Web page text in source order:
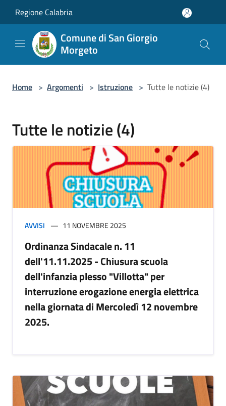
Regione Calabria
Comune di San Giorgio
Morgeto
Home > Argomenti > Istruzione > Tutte le notizie (4)
Tutte le notizie (4)
AVVISI 11 NOVEMBRE 2025
Ordinanza Sindacale n. 11
dell'11.11.2025 - Chiusura scuola
dell'infanzia plesso "Villotta" per
interruzione erogazione energia elettrica
nella giornata di Mercoledì 12 novembre
2025.